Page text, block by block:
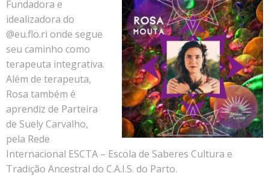
Fundadora e
idealizadora do
@eu.flo.ri onde segue
seu caminho como
terapeuta integrativa.
Além de terapeuta,
Rosa também é
aprendiz de Parteira
de Suely Carvalho,
pela Rede
Internacional ESCTA – Escola de Saberes Cultura e
Tradição Ancestral do C.A.I.S. do Parto.